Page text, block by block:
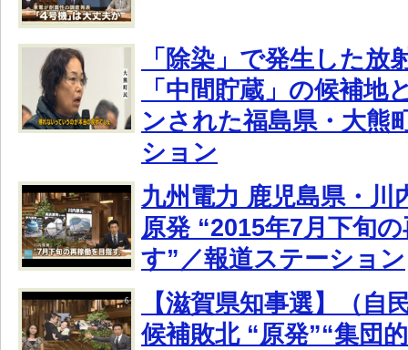
「除染」で発生した放
「中間貯蔵」の候補地
ンされた福島県・大熊
ション
九州電力 鹿児島県・川
原発 “2015年7月下旬
す”／報道ステーション
【滋賀県知事選】（自
候補敗北 “原発”“集団